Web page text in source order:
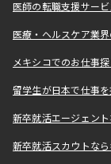
医師の転職支援サー
医療・ヘルスケア業
メキシコでのお仕事
留学生が日本で仕事
新卒就活エージェン
新卒就活スカウトな